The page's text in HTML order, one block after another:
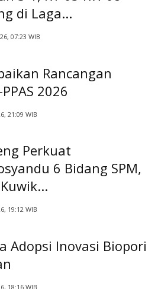
di Laga...
07:23 WIB
Rancangan
2026
21:09 WIB
Perkuat
6 Bidang SPM,
19:12 WIB
Adopsi Inovasi Biopori
18:16 WIB